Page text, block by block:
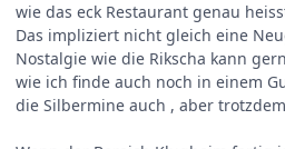
wie das eck Restaurant genau
Das impliziert nicht gleich eine
Nostalgie wie die Rikscha kann
wie ich finde auch noch in einem
die Silbermine auch , aber trotzdem